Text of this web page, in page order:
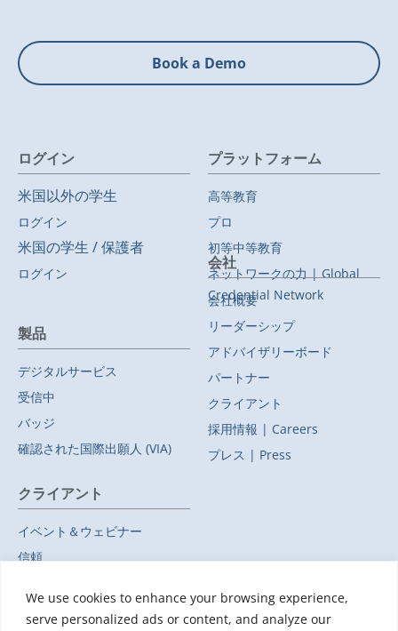
We use cookies to enhance your browsing experience,
serve personalized ads or content, and analyze our
Book a Demo
ログイン
米国以外の学生
ログイン
米国の学生 / 保護者
ログイン
プラットフォーム
高等教育
プロ
初等中等教育
ネットワークの力 | Global
Credential Network
製品
デジタルサービス
受信中
バッジ
確認された国際出願人 (VIA)
会社
会社概要
リーダーシップ
アドバイザリーボード
パートナー
クライアント
採用情報 | Careers
プレス | Press
クライアント
イベント＆ウェビナー
信頼
副処理者